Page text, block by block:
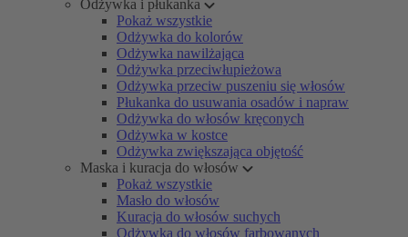
Odżywka i płukanka
Pokaż wszystkie
Odżywka do kolorów
Odżywka nawilżająca
Odżywka przeciwłupieżowa
Odżywka przeciw puszeniu się włosów
Płukanka do usuwania osadów i napraw
Odżywka do włosów kręconych
Odżywka w kostce
Odżywka zwiększająca objętość
Maska i kuracja do włosów
Pokaż wszystkie
Masło do włosów
Kuracja do włosów suchych
Odżywka do włosów farbowanych